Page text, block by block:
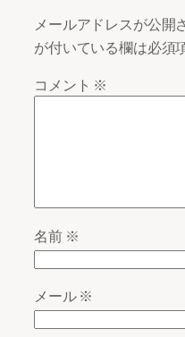
メールアドレスが公開
が付いている欄は必須
コメント ※
名前 ※
メール※